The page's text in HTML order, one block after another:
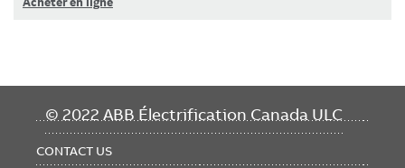
Acheter en ligne
© 2022 ABB Électrification Canada ULC
FOOTER
CONTACT US